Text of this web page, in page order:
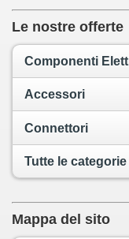
Le nostre offerte
Componenti
Accessori
Connettori
Tutte le categorie
Mappa del sito